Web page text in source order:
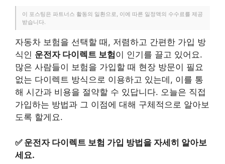
이 포스팅은 파트너스 활동의 일환으로, 이에 따른 일정액의 수수료를 제공
받습니다.
자동차 보험을 선택할 때, 저렴하고 간편한 가입 방
식인 운전자 다이렉트 보험이 인기를 끌고 있어요.
많은 사람들이 보험을 가입할 때 현장 방문이 필요
없는 다이렉트 방식으로 이용하고 있는데, 이를 통
해 시간과 비용을 절약할 수 있답니다. 오늘은 직접
가입하는 방법과 그 이점에 대해 구체적으로 알아보
도록 할게요.
✅ 운전자 다이렉트 보험 가입 방법을 자세히 알아보
세요.